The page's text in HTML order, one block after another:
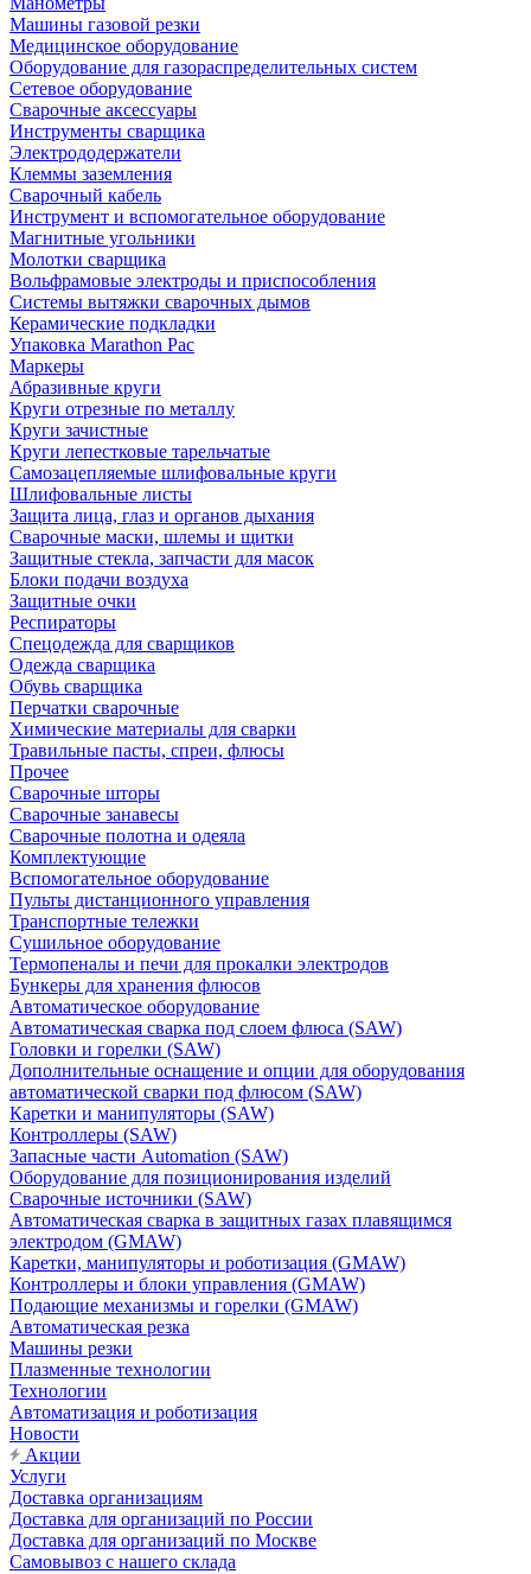
Машины газовой резки
Медицинское оборудование
Оборудование для газораспределительных систем
Сетевое оборудование
Сварочные аксессуары
Инструменты сварщика
Электрододержатели
Клеммы заземления
Сварочный кабель
Инструмент и вспомогательное оборудование
Магнитные угольники
Молотки сварщика
Вольфрамовые электроды и приспособления
Системы вытяжки сварочных дымов
Керамические подкладки
Упаковка Marathon Pac
Маркеры
Абразивные круги
Круги отрезные по металлу
Круги зачистные
Круги лепестковые тарельчатые
Самозацепляемые шлифовальные круги
Шлифовальные листы
Защита лица, глаз и органов дыхания
Сварочные маски, шлемы и щитки
Защитные стекла, запчасти для масок
Блоки подачи воздуха
Защитные очки
Респираторы
Спецодежда для сварщиков
Одежда сварщика
Обувь сварщика
Перчатки сварочные
Химические материалы для сварки
Травильные пасты, спреи, флюсы
Прочее
Сварочные шторы
Сварочные занавесы
Сварочные полотна и одеяла
Комплектующие
Вспомогательное оборудование
Пульты дистанционного управления
Транспортные тележки
Сушильное оборудование
Термопеналы и печи для прокалки электродов
Бункеры для хранения флюсов
Автоматическое оборудование
Автоматическая сварка под слоем флюса (SAW)
Головки и горелки (SAW)
Дополнительные оснащение и опции для оборудования
автоматической сварки под флюсом (SAW)
Каретки и манипуляторы (SAW)
Контроллеры (SAW)
Запасные части Automation (SAW)
Оборудование для позиционирования изделий
Сварочные источники (SAW)
Автоматическая сварка в защитных газах плавящимся
электродом (GMAW)
Каретки, манипуляторы и роботизация (GMAW)
Контроллеры и блоки управления (GMAW)
Подающие механизмы и горелки (GMAW)
Автоматическая резка
Машины резки
Плазменные технологии
Технологии
Автоматизация и роботизация
Новости
Акции
Услуги
Доставка организациям
Доставка для организаций по России
Доставка для организаций по Москве
Самовывоз с нашего склада